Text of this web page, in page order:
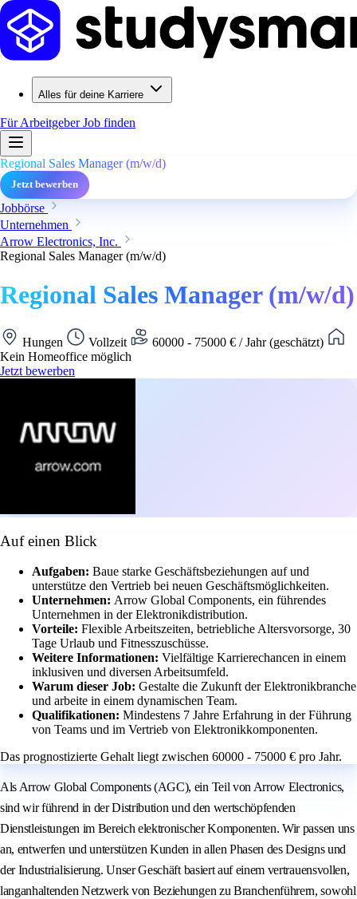
Alles für deine Karriere
Für ArbeitgeberJob finden
Regional Sales Manager (m/w/d)
Jetzt bewerben
Jobbörse
Unternehmen
Arrow Electronics, Inc.
Regional Sales Manager (m/w/d)
Regional Sales Manager (m/w/d)
Hungen Vollzeit
60000 - 75000 € / Jahr (geschätzt)
Kein Homeoffice möglich
Jetzt bewerben
Auf einen Blick
Aufgaben: Baue starke Geschäftsbeziehungen auf und
unterstütze den Vertrieb bei neuen Geschäftsmöglichkeiten.
Unternehmen: Arrow Global Components, ein führendes
Unternehmen in der Elektronikdistribution.
Vorteile: Flexible Arbeitszeiten, betriebliche Altersvorsorge, 30
Tage Urlaub und Fitnesszuschüsse.
Weitere Informationen: Vielfältige Karrierechancen in einem
inklusiven und diversen Arbeitsumfeld.
Warum dieser Job: Gestalte die Zukunft der Elektronikbranche
und arbeite in einem dynamischen Team.
Qualifikationen: Mindestens 7 Jahre Erfahrung in der Führung
von Teams und im Vertrieb von Elektronikkomponenten.
Das prognostizierte Gehalt liegt zwischen 60000 - 75000 € pro Jahr.
Als Arrow Global Components (AGC), ein Teil von Arrow Electronics,
sind wir führend in der Distribution und den wertschöpfenden
Dienstleistungen im Bereich elektronischer Komponenten. Wir passen uns
an, entwerfen und unterstützen Kunden in allen Phasen des Designs und
der Industrialisierung. Unser Geschäft basiert auf einem vertrauensvollen,
langanhaltenden Netzwerk von Beziehungen zu Branchenführern, sowohl